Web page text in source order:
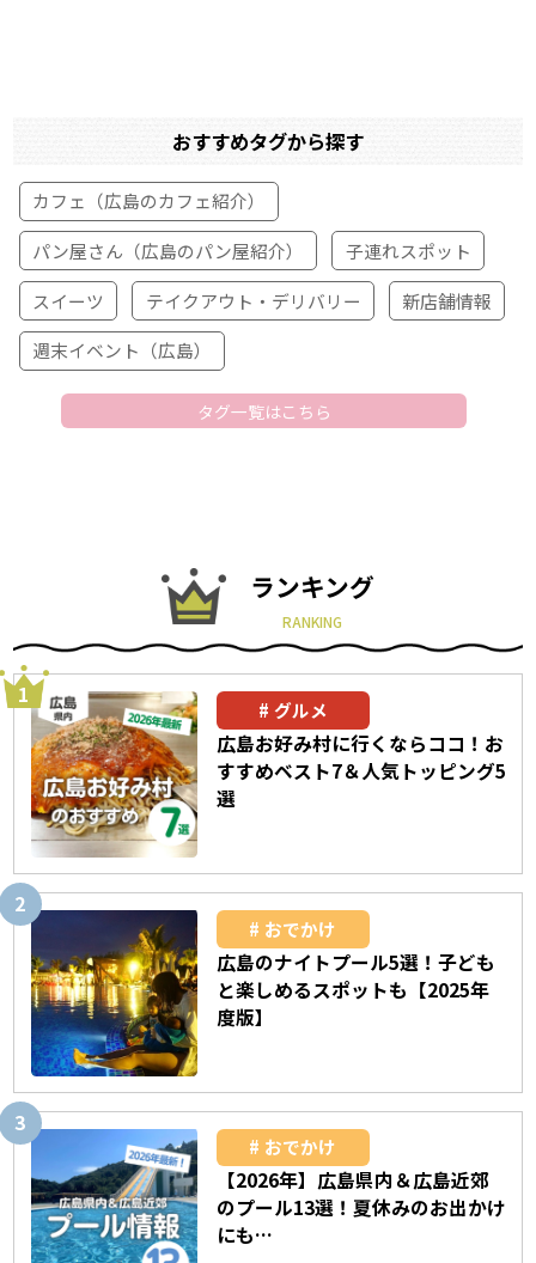
おすすめタグから探す
カフェ（広島のカフェ紹介）
パン屋さん（広島のパン屋紹介）
子連れスポット
スイーツ
テイクアウト・デリバリー
新店舗情報
週末イベント（広島）
タグ一覧はこちら
ランキング
RANKING
グルメ
広島お好み村に行くならココ！お
すすめベスト7＆人気トッピング5
選
おでかけ
広島のナイトプール5選！子ども
と楽しめるスポットも【2025年
度版】
おでかけ
【2026年】広島県内＆広島近郊
のプール13選！夏休みのお出かけ
にも…